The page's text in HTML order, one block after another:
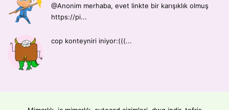
@Anonim merhaba, evet linkte bir karışıklık olmuş
https://pi...
cop konteyniri iniyor:(((...